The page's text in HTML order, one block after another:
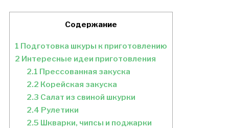
Содержание
1 Подготовка шкуры к приготовлению
2 Интересные идеи приготовления
2.1 Прессованная закуска
2.2 Корейская закуска
2.3 Салат из свиной шкурки
2.4 Рулетики
2.5 Шкварки, чипсы и поджарки